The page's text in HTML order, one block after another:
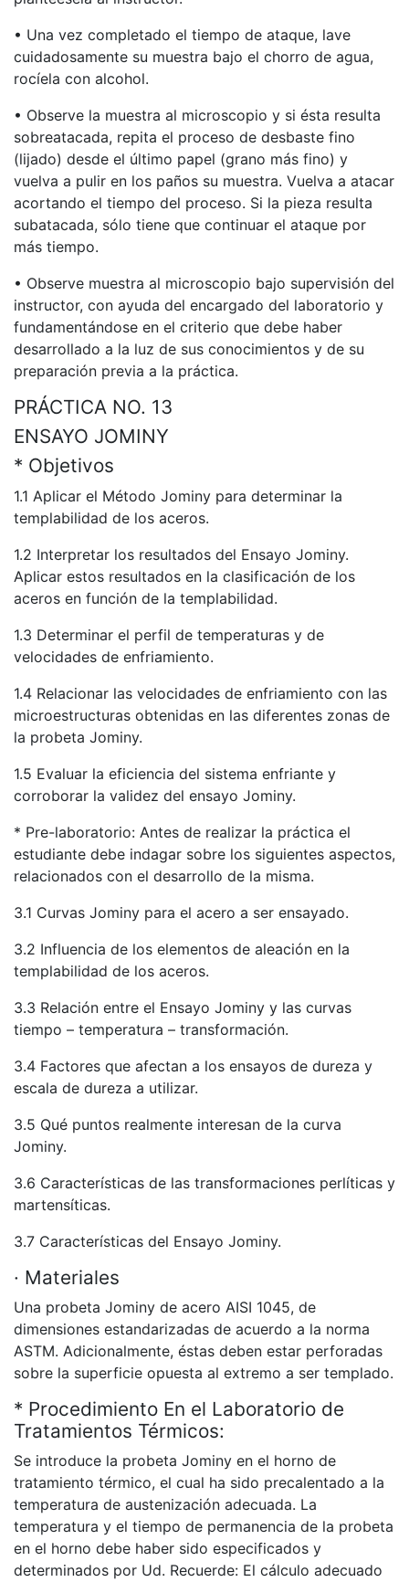
• Una vez completado el tiempo de ataque, lave
cuidadosamente su muestra bajo el chorro de agua,
rocíela con alcohol.
• Observe la muestra al microscopio y si ésta resulta
sobreatacada, repita el proceso de desbaste fino
(lijado) desde el último papel (grano más fino) y
vuelva a pulir en los paños su muestra. Vuelva a atacar
acortando el tiempo del proceso. Si la pieza resulta
subatacada, sólo tiene que continuar el ataque por
más tiempo.
• Observe muestra al microscopio bajo supervisión del
instructor, con ayuda del encargado del laboratorio y
fundamentándose en el criterio que debe haber
desarrollado a la luz de sus conocimientos y de su
preparación previa a la práctica.
PRÁCTICA NO. 13
ENSAYO JOMINY
* Objetivos
1.1 Aplicar el Método Jominy para determinar la
templabilidad de los aceros.
1.2 Interpretar los resultados del Ensayo Jominy.
Aplicar estos resultados en la clasificación de los
aceros en función de la templabilidad.
1.3 Determinar el perfil de temperaturas y de
velocidades de enfriamiento.
1.4 Relacionar las velocidades de enfriamiento con las
microestructuras obtenidas en las diferentes zonas de
la probeta Jominy.
1.5 Evaluar la eficiencia del sistema enfriante y
corroborar la validez del ensayo Jominy.
* Pre-laboratorio: Antes de realizar la práctica el
estudiante debe indagar sobre los siguientes aspectos,
relacionados con el desarrollo de la misma.
3.1 Curvas Jominy para el acero a ser ensayado.
3.2 Influencia de los elementos de aleación en la
templabilidad de los aceros.
3.3 Relación entre el Ensayo Jominy y las curvas
tiempo – temperatura – transformación.
3.4 Factores que afectan a los ensayos de dureza y
escala de dureza a utilizar.
3.5 Qué puntos realmente interesan de la curva
Jominy.
3.6 Características de las transformaciones perlíticas y
martensíticas.
3.7 Características del Ensayo Jominy.
· Materiales
Una probeta Jominy de acero AISI 1045, de
dimensiones estandarizadas de acuerdo a la norma
ASTM. Adicionalmente, éstas deben estar perforadas
sobre la superficie opuesta al extremo a ser templado.
* Procedimiento En el Laboratorio de
Tratamientos Térmicos:
Se introduce la probeta Jominy en el horno de
tratamiento térmico, el cual ha sido precalentado a la
temperatura de austenización adecuada. La
temperatura y el tiempo de permanencia de la probeta
en el horno debe haber sido especificados y
determinados por Ud. Recuerde: El cálculo adecuado